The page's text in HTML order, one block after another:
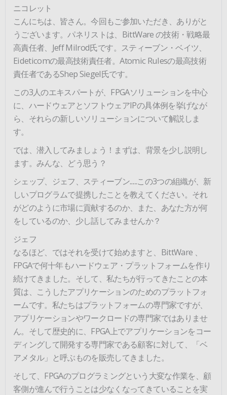
ニコレット
こんにちは、皆さん。今回もご参加いただき、ありがと
うございます。パネリストは、BittWare の技術・戦略最
高責任者、Jeff Milrod氏です。スティーブン・ベイツ、
Eideticomの最高技術責任者。Atomic Rulesの最高技術
責任者であるShep Siegel氏です。
この3人のエキスパートが、FPGAソリューションを中心
に、ハードウェアとソフトウェアIPの具体例を挙げなが
ら、それらの新しいソリューションについて解説しま
す。
では、潜入してみましょう！まずは、背景を少し説明し
ます。みんな、どう思う？
シェップ、ジェフ、スティーブン......この3つの組織が、新
しいプログラムで提携したことを教えてください。それ
がどのように市場に貢献するのか、また、あなた方が何
をしているのか、少し話してみませんか？
ジェフ
なるほど、ではそれを受けて始めますと、BittWare 、
FPGAで何十年もハードウェア・プラットフォームを作り
続けてきました。そして、私たちが行ってきたことの本
質は、こうしたアプリケーションのためのプラットフォ
ームです。私たちはプラットフォームの専門家ですが、
アプリケーションやワークロードの専門家ではありませ
ん。そして歴史的に、FPGA上でアプリケーションをコー
ディングして開発する専門家である顧客に対して、「ベ
アメタル」と呼ぶものを販売してきました。
そして、FPGAのプログラミングという大変な作業を、顧
客側が進んで行うことは少なくなってきていることを実